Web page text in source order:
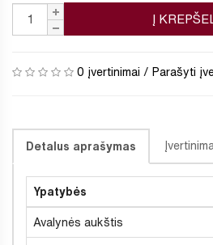
Į
0 įvertinimai / Parašyti
Detalus aprašymas
Ypatybės
Avalynės aukštis